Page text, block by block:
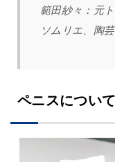
範田紗々：元
ソムリエ、陶
ペニスについ